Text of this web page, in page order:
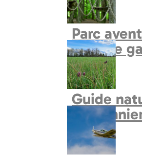
Circuits
Parc
explore
Guide